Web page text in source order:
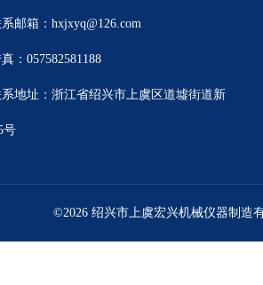
邮箱：hxjxyq@126.com
：057582581188
地址：浙江省绍兴市上虞区道墟街道新
号
©2026 绍兴市上虞宏兴机械仪器制造